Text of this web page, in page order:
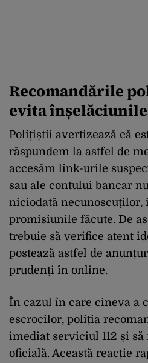
Recomandările
evita înșelăciunile
Polițiștii avertizează că
răspundem la astfel de
accesăm link-urile
sau ale contului bancar
niciodată necunoscuților,
promisiunile făcute. De
trebuie să verifice atent
postează astfel de
prudenți în online.
În cazul în care cineva a
escrocilor, poliția
imediat serviciul 112 și să
oficială. Această reacție